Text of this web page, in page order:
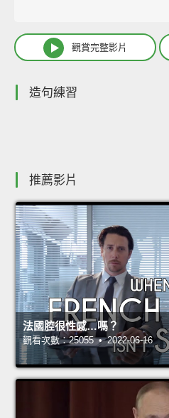
觀賞完整影片
造句練習
推薦影片
法國腔很性感…嗎？
觀看次數：25055 • 2022-06-16